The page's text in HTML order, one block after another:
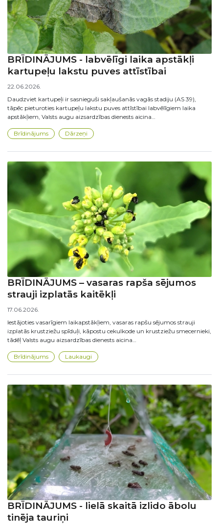
BRĪDINĀJUMS - labvēlīgi laika apstākļi
kartupeļu lakstu puves attīstībai
22.06.2026.
Daudzviet kartupeļi ir sasnieguši sakļaušanās vagās stadiju (AS 39),
tāpēc pieturoties kartupeļu lakstu puves attīstībai labvēlīgiem laika
apstākļiem, Valsts augu aizsardzības dienests aicina…
Brīdinājums Dārzeņi
BRĪDINĀJUMS – vasaras rapša sējumos
strauji izplatās kaitēkļi
17.06.2026.
Iestājoties vasarīgiem laikapstākļiem, vasaras rapšu sējumos strauji
izplatās krustziežu spīduļi, kāpostu cekulkode un krustziežu smecernieki,
tādēļ Valsts augu aizsardzības dienests aicina…
Brīdinājums Laukaugi
BRĪDINĀJUMS - lielā skaitā izlido ābolu
tinēja tauriņi